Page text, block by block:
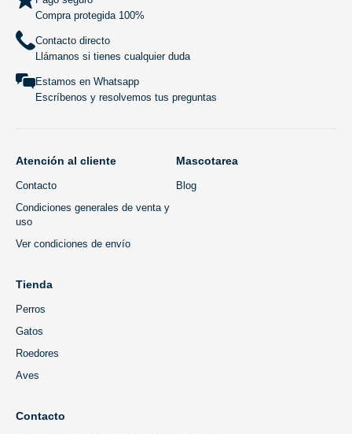
Compra protegida 100%
Contacto directo
Llámanos si tienes cualquier duda
Estamos en Whatsapp
Escríbenos y resolvemos tus preguntas
Atención al cliente
Contacto
Condiciones generales de venta y
uso
Ver condiciones de envío
Mascotarea
Blog
Tienda
Perros
Gatos
Roedores
Aves
Contacto